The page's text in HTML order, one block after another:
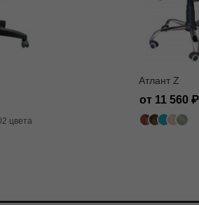
цвета
Атлант Z
от 11 560